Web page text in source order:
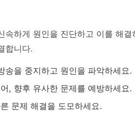
속하게 원인을 진단하고 이를 해
합니다.
송을 중지하고 원인을 파악하세요.
, 향후 유사한 문제를 예방하세요.
문제 해결을 도모하세요.